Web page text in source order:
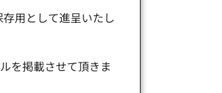
用として進呈いたし
を掲載させて頂きま